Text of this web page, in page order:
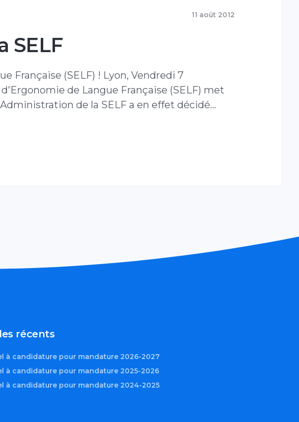
11 août 2012
SELF
Française (SELF) ! Lyon, Vendredi 7
de Langue Française (SELF) met
de la SELF a en effet décidé…
récents
à candidature pour mandature 2026-2027
à candidature pour mandature 2025-2026
à candidature pour mandature 2024-2025